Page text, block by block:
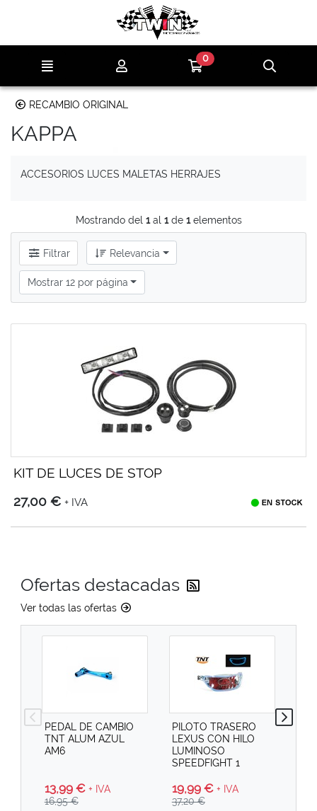
Ir al contenido principal de la página
Ir a mi compra
0
RECAMBIO ORIGINAL
KAPPA
ACCESORIOS LUCES MALETAS HERRAJES
Mostrando del 1al 1de 1elementos
Filtrar Relevancia
Mostrar 12 por página
KIT DE LUCES DE STOP
27,00 € + IVA
Ofertas destacadas
Ver todas las ofertas
PEDAL DE CAMBIO
TNT ALUM AZUL
AM6
13,99 € + IVA
16,95 €
PILOTO TRASERO
LEXUS CON HILO
LUMINOSO
SPEEDFIGHT 1
19,99 € + IVA
37,20 €